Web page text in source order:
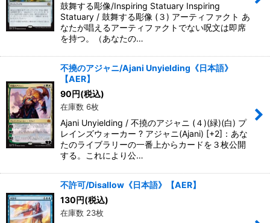
鼓舞する彫像/Inspiring Statuary Inspiring
Statuary / 鼓舞する彫像 (３) アーティファクト あ
なたが唱えるアーティファクトでない呪文は即席
を持つ。（あなたの…
不撓のアジャニ/Ajani Unyielding《日本語》
【AER】
90円(税込)
在庫数 6枚
Ajani Unyielding / 不撓のアジャニ (４)(緑)(白) プ
レインズウォーカー ? アジャニ(Ajani) [+2]：あな
たのライブラリーの一番上からカードを３枚公開
する。これにより公…
不許可/Disallow《日本語》【AER】
130円(税込)
在庫数 23枚